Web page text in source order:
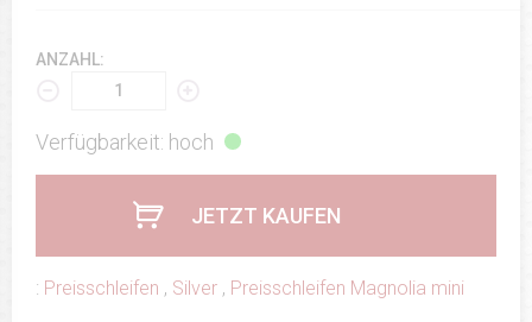
ANZAHL:
Verfügbarkeit: hoch
JETZT KAUFEN
: Preisschleifen , Silver , Preisschleifen Magnolia mini